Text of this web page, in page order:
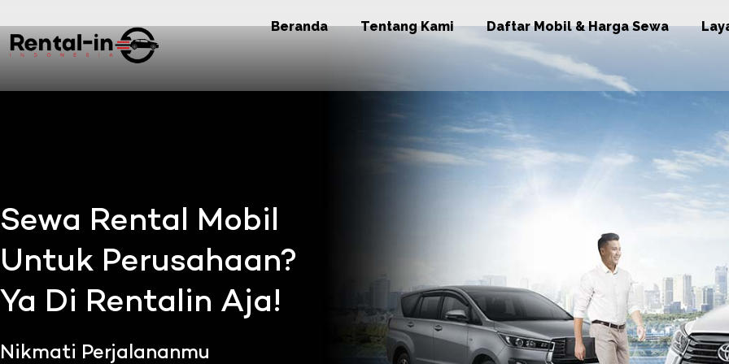
Beranda Tentang Kami Daftar Mobil & Harga Sewa
Sewa Rental Mobil
Untuk Perusahaan?
Ya Di Rentalin Aja!
Nikmati Perjalananmu